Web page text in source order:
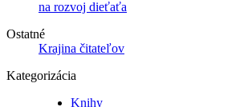
na rozvoj dieťaťa
Ostatné
Krajina čitateľov
Kategorizácia
Knihy